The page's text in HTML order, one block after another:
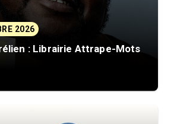
2026
: Librairie Attrape-Mots